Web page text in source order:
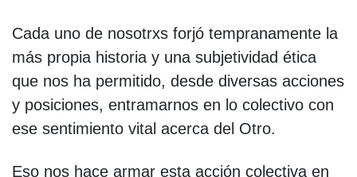
Cada uno de nosotrxs forjó tempranamente la
más propia historia y una subjetividad ética
que nos ha permitido, desde diversas acciones
y posiciones, entramarnos en lo colectivo con
ese sentimiento vital acerca del Otro.
Eso nos hace armar esta acción colectiva en